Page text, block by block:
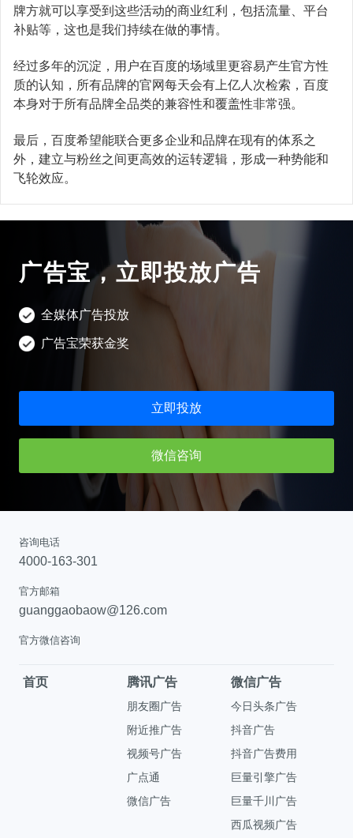
牌方就可以享受到这些活动的商业红利，包括流量、平台
补贴等，这也是我们持续在做的事情。
经过多年的沉淀，用户在百度的场域里更容易产生官方性
质的认知，所有品牌的官网每天会有上亿人次检索，百度
本身对于所有品牌全品类的兼容性和覆盖性非常强。
最后，百度希望能联合更多企业和品牌在现有的体系之
外，建立与粉丝之间更高效的运转逻辑，形成一种势能和
飞轮效应。
广告宝，立即投放广告
全媒体广告投放
广告宝荣获金奖
立即投放
微信咨询
咨询电话
4000-163-301
官方邮箱
guanggaobaow@126.com
官方微信咨询
首页 腾讯广告
朋友圈广告
附近推广告
视频号广告
广点通
微信广告
微信广告
今日头条广告
抖音广告
抖音广告费用
巨量引擎广告
巨量千川广告
西瓜视频广告